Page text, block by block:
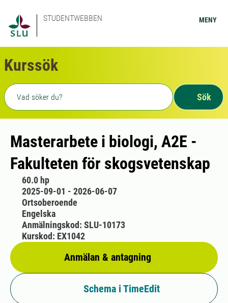
STUDENTWEBBEN MENY
Kurssök
Fritext sökning
Sök
Masterarbete i biologi, A2E -
Fakulteten för skogsvetenskap
60.0 hp
2025-09-01 - 2026-06-07
Ortsoberoende
Engelska
Anmälan & antagning
Anmälningskod: SLU-10173
Kurskod: EX1042
Schema i TimeEdit